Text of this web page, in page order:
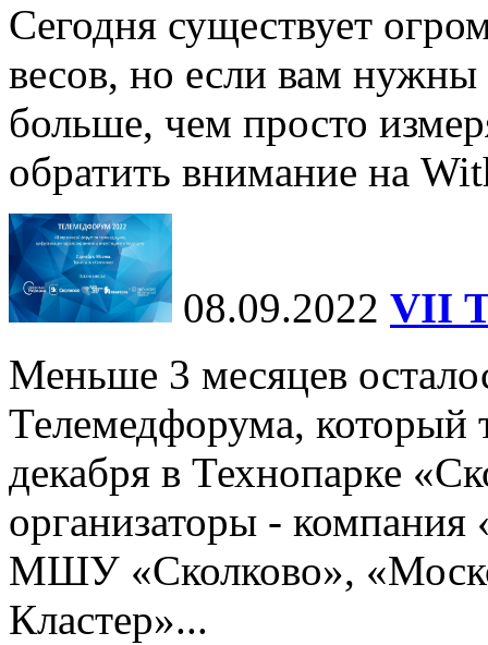
Сегодня существует
весов, но если вам нужны
больше, чем просто
обратить внимание на
08.09.2022 VII
Меньше 3 месяцев
Телемедфорума, который
декабря в Технопарке
организаторы -
МШУ «Сколково»,
Кластер»...